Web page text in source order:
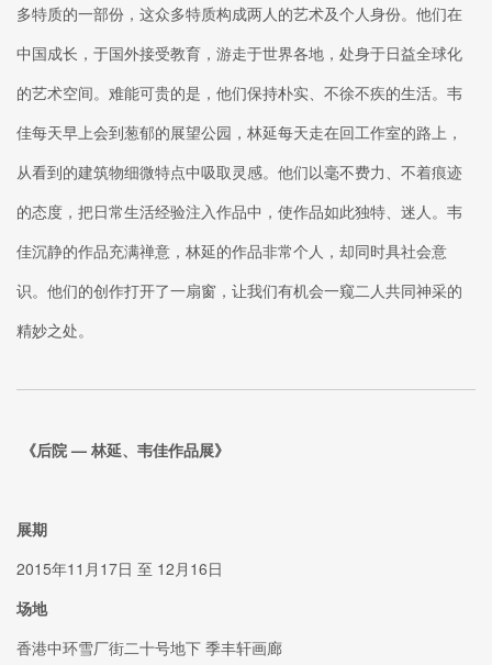
多特质的一部份，这众多特质构成两人的艺术及个人身份。他们在
中国成长，于国外接受教育，游走于世界各地，处身于日益全球化
的艺术空间。难能可贵的是，他们保持朴实、不徐不疾的生活。韦
佳每天早上会到葱郁的展望公园，林延每天走在回工作室的路上，
从看到的建筑物细微特点中吸取灵感。他们以毫不费力、不着痕迹
的态度，把日常生活经验注入作品中，使作品如此独特、迷人。韦
佳沉静的作品充满禅意，林延的作品非常个人，却同时具社会意
识。他们的创作打开了一扇窗，让我们有机会一窥二人共同神采的
精妙之处。
《后院 — 林延、韦佳作品展》
展期
2015年11月17日 至 12月16日
场地
香港中环雪厂街二十号地下 季丰轩画廊